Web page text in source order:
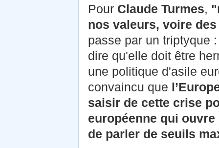
Pour Claude Turmes,
nos valeurs, voire
passe par un triptyque
dire qu'elle doit être
une politique d'asile
convaincu que
saisir de cette crise
européenne qui
de parler de seuils